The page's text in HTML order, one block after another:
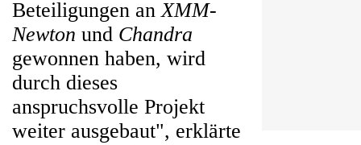
Beteiligungen anXMM-
Newton und Chandra
gewonnen haben, wird
durch dieses
anspruchsvolle Projekt
weiter ausgebaut", erklärte